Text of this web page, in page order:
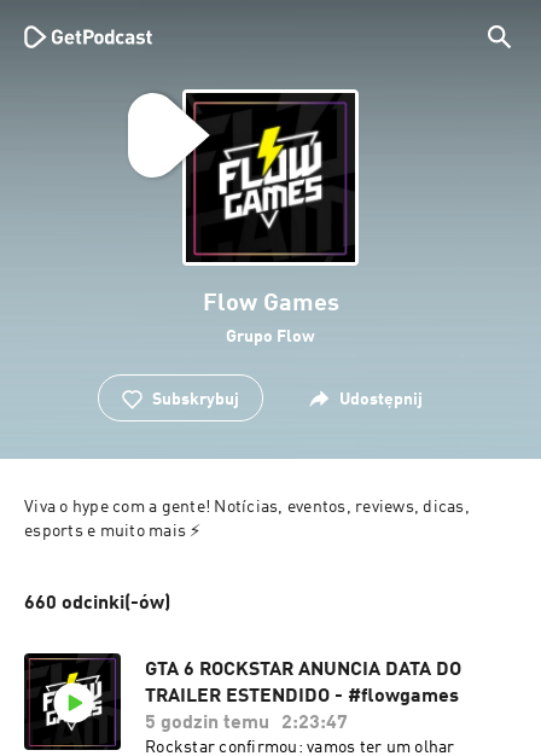
Flow Games
Grupo Flow
Subskrybuj Udostępnij
Viva o hype com a gente! Notícias, eventos, reviews, dicas,
esports e muito mais ⚡
660 odcinki(-ów)
GTA 6 ROCKSTAR ANUNCIA DATA DO
TRAILER ESTENDIDO - #flowgames
5 godzin temu
2:23:47
Rockstar confirmou: vamos ter um olhar